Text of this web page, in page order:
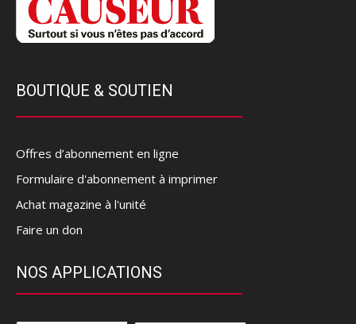
BOUTIQUE & SOUTIEN
Offres d’abonnement en ligne
Formulaire d'abonnement à imprimer
Achat magazine à l'unité
Faire un don
NOS APPLICATIONS